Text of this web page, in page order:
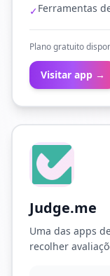
✓Ferramentas
Plano gratuito
Visitar app →
Judge.me
Uma das apps
recolher